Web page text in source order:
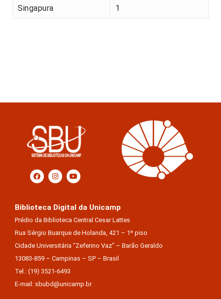
Singapura 1
Biblioteca Digital da Unicamp
Prédio da Biblioteca Central Cesar Lattes
Rua Sérgio Buarque de Holanda, 421 – 1º piso
Cidade Universitária “Zeferino Vaz” – Barão Geraldo
13083-859 – Campinas – SP – Brasil
Tel.: (19) 3521-6493
E-mail: sbubd@unicamp.br